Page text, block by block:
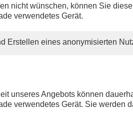
nicht wünschen, können Sie
verwendetes Gerät.
Erstellen eines anonymisierten
unseres Angebots können
verwendetes Gerät. Sie werden